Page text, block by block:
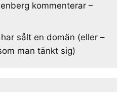
kommenterar –
sålt en domän (eller –
man tänkt sig)